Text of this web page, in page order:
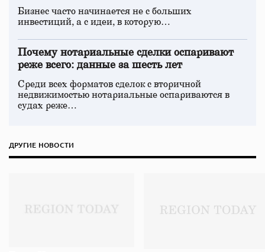
Бизнес часто начинается не с больших
инвестиций, а с идеи, в которую…
Почему нотариальные сделки оспаривают
реже всего: данные за шесть лет
Среди всех форматов сделок с вторичной
недвижимостью нотариальные оспариваются в
судах реже…
ДРУГИЕ НОВОСТИ